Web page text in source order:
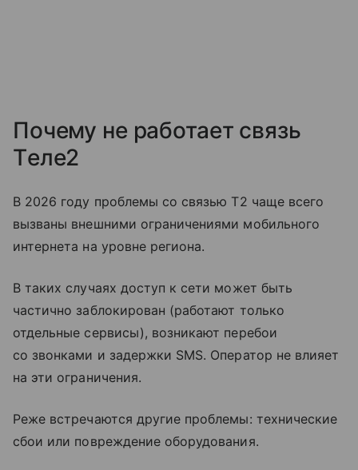
Почему не работает связь
Tеле2
В 2026 году проблемы со связью T2 чаще всего
вызваны внешними ограничениями мобильного
интернета на уровне региона.
В таких случаях доступ к сети может быть
частично заблокирован (работают только
отдельные сервисы), возникают перебои
со звонками и задержки SMS. Оператор не влияет
на эти ограничения.
Реже встречаются другие проблемы: технические
сбои или повреждение оборудования.